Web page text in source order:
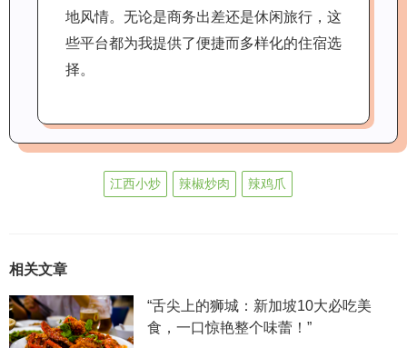
地风情。无论是商务出差还是休闲旅行，这
些平台都为我提供了便捷而多样化的住宿选
择。
江西小炒 辣椒炒肉 辣鸡爪
相关文章
“舌尖上的狮城：新加坡10大必吃美
食，一口惊艳整个味蕾！”